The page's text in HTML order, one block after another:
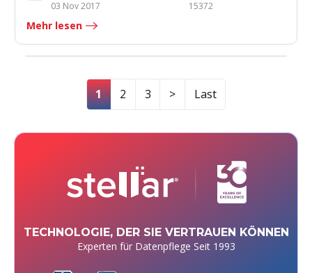
03 Nov 2017 15372
Mehr lesen
1 2 3 > Last
TECHNOLOGIE, DER SIE VERTRAUEN KÖNNEN
Experten für Datenpflege Seit 1993